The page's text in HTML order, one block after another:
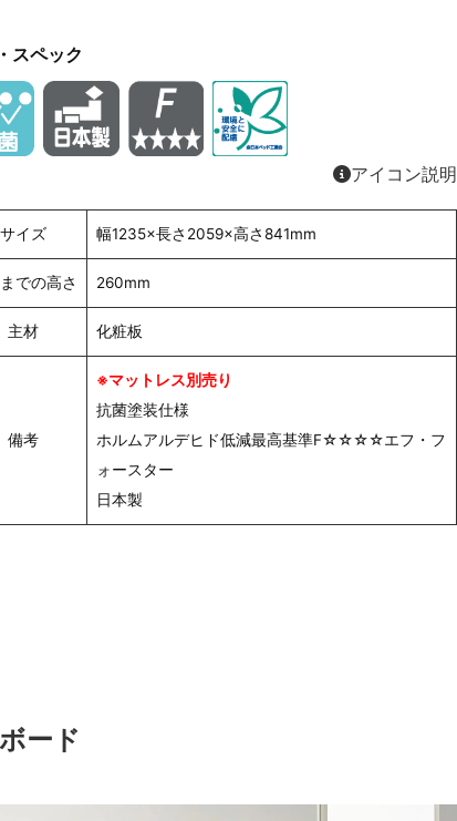
スペック
アイコン説明
サイズ 幅1235×長さ2059×高さ841mm
での高さ 260mm
主材 化粧板
備考
※マットレス別売り
抗菌塗装仕様
ホルムアルデヒド低減最高基準F☆☆☆☆エフ・フ
ォースター
日本製
ード